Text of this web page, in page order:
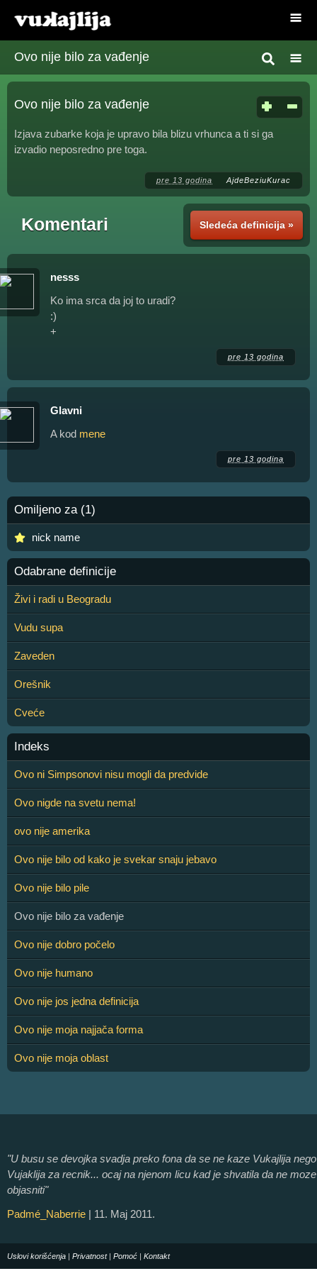
Ovo nije bilo za vađenje
Ovo nije bilo za vađenje
Izjava zubarke koja je upravo bila blizu vrhunca a ti si ga
izvadio neposredno pre toga.
pre 13 godina AjdeBeziuKurac
Sledeća definicija »
Komentari
nesss
Ko ima srca da joj to uradi?
:)
+
pre 13 godina
Glavni
A kod mene
pre 13 godina
Omiljeno za (1)
nick name
Odabrane definicije
Živi i radi u Beogradu
Vudu supa
Zaveden
Orešnik
Cveće
Indeks
Ovo ni Simpsonovi nisu mogli da predvide
Ovo nigde na svetu nema!
ovo nije amerika
Ovo nije bilo od kako je svekar snaju jebavo
Ovo nije bilo pile
Ovo nije bilo za vađenje
Ovo nije dobro počelo
Ovo nije humano
Ovo nije jos jedna definicija
Ovo nije moja najjača forma
Ovo nije moja oblast
"U busu se devojka svadja preko fona da se ne kaze Vukajlija nego
Vujaklija za recnik... ocaj na njenom licu kad je shvatila da ne moze
objasniti"
Padmé_Naberrie | 11. Maj 2011.
Uslovi korišćenja | Privatnost| Pomoć | Kontakt